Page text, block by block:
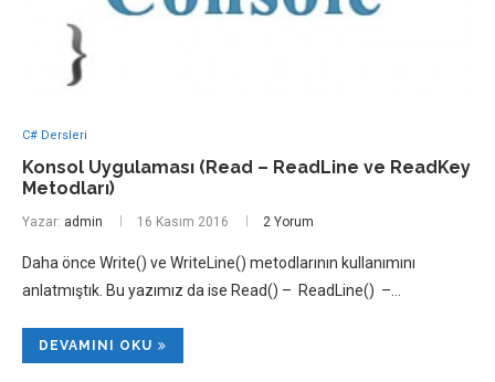
C# Dersleri
Konsol Uygulaması (Read – ReadLine ve ReadKey
Metodları)
Yazar: admin 16 Kasım 2016 2 Yorum
Daha önce Write() ve WriteLine() metodlarının kullanımını
anlatmıştık. Bu yazımız da ise Read() – ReadLine() –…
DEVAMINI OKU